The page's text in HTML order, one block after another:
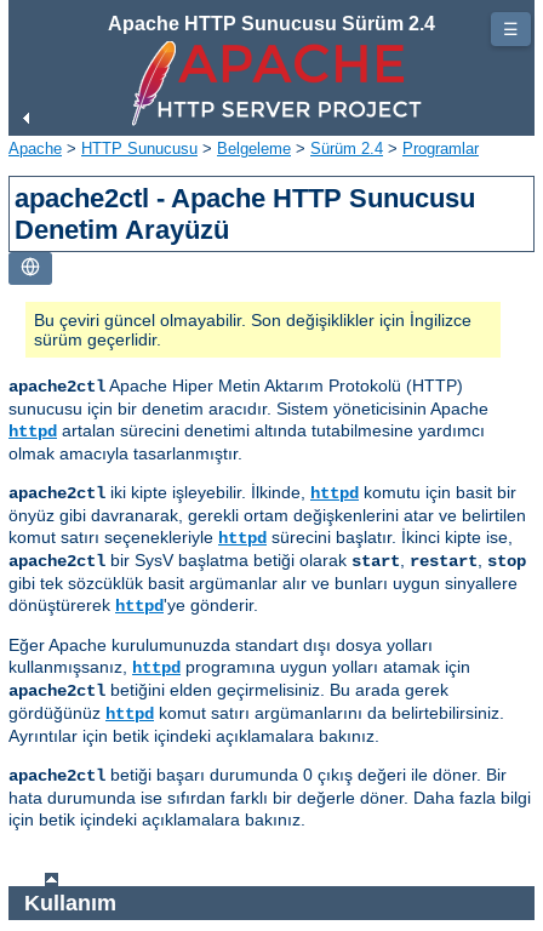
Apache HTTP Sunucusu Sürüm 2.4
Apache > HTTP Sunucusu > Belgeleme > Sürüm 2.4 > Programlar
apache2ctl - Apache HTTP Sunucusu
Denetim Arayüzü
Bu çeviri güncel olmayabilir. Son değişiklikler için İngilizce
sürüm geçerlidir.
apache2ctlApache Hiper Metin Aktarım Protokolü (HTTP)
sunucusu için bir denetim aracıdır. Sistem yöneticisinin Apache
httpd artalan sürecini denetimi altında tutabilmesine yardımcı
olmak amacıyla tasarlanmıştır.
apache2ctl iki kipte işleyebilir. İlkinde, httpd komutu için basit bir
önyüz gibi davranarak, gerekli ortam değişkenlerini atar ve belirtilen
komut satırı seçenekleriyle httpd sürecini başlatır. İkinci kipte ise,
apache2ctl bir SysV başlatma betiği olarak start restart
stop
gibi tek sözcüklük basit argümanlar alır ve bunları uygun sinyallere
dönüştürerek httpd'ye gönderir.
Eğer Apache kurulumunuzda standart dışı dosya yolları
kullanmışsanız,
httpd programına uygun yolları atamak için
apache2ctl betiğini elden geçirmelisiniz. Bu arada gerek
gördüğünüz httpd komut satırı argümanlarını da belirtebilirsiniz.
Ayrıntılar için betik içindeki açıklamalara bakınız.
apache2ctl betiği başarı durumunda 0 çıkış değeri ile döner. Bir
hata durumunda ise sıfırdan farklı bir değerle döner. Daha fazla bilgi
için betik içindeki açıklamalara bakınız.
Kullanım
☰